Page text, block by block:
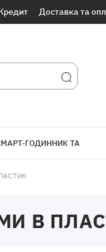
Доставка та
ГОДИННИК ТА
В